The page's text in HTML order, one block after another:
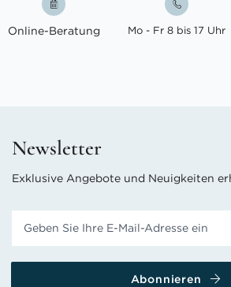
Online-Beratung Mo - Fr 8 bis 17 Uhr
Newsletter
Exklusive Angebote und Neuigkeiten
Abonnieren